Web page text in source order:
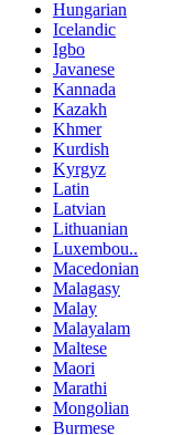
Hungarian
Icelandic
Igbo
Javanese
Kannada
Kazakh
Khmer
Kurdish
Kyrgyz
Latin
Latvian
Lithuanian
Luxembou..
Macedonian
Malagasy
Malay
Malayalam
Maltese
Maori
Marathi
Mongolian
Burmese